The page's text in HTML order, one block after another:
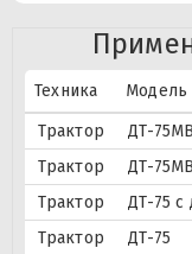
Техника Модель
Трактор
ДТ-
Трактор
ДТ-75МВ
Трактор
ДТ-75 с
Трактор
ДТ-75